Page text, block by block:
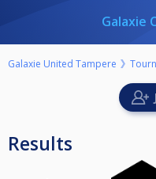
Galaxie
Galaxie United Tampere
Results